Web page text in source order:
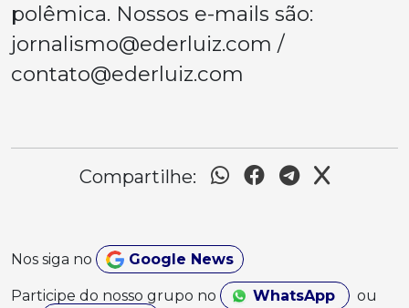
polêmica. Nossos e-mails são:
jornalismo@ederluiz.com /
contato@ederluiz.com
Compartilhe:
Nos siga no Google News
Participe do nosso grupo no WhatsApp
ou